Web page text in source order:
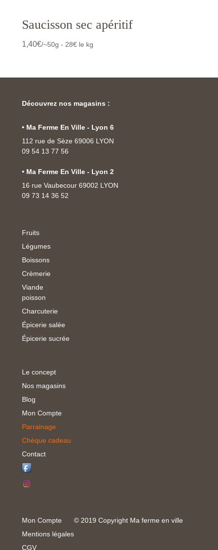
Saucisson sec apéritif
1,40€/~50g - 28€ le kg
Découvrez nos magasins :
• Ma Ferme En Ville - Lyon 6
112 rue de Sèze 69006 LYON
09 54 13 77 56
• Ma Ferme En Ville - Lyon 2
16 rue Vaubecour 69002 LYON
09 73 14 36 52
Fruits
Légumes
Boissons
Crèmerie
Viande
poisson
Charcuterie
Épicerie salée
Épicerie sucrée
Le concept
Nos magasins
Blog
Mon Compte
Parrainage
Chèque cadeau
Contact
Mon Compte
Mentions légales
CGV
© 2019 Copyright Ma ferme en ville